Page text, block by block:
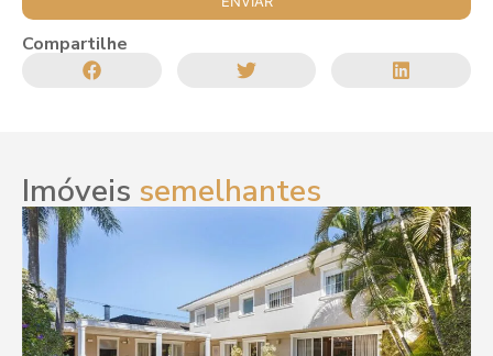
Compartilhe
Imóveis semelhantes